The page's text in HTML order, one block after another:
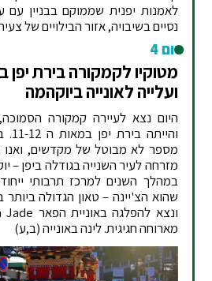
לאמנות יפנית שממוקם בבניין עם
נסיים בשיבויה, אזור הבילויים של
יום 4
ועלייה לאונייה ביוקהמה
היום נצא לעיירה קמקורה
מספר לא מבוטל של מקדשים,
מזרחה לעיר השנייה בגודלה ביפן –
במהלך השנים למרכז תרבותי
שהוא הצ'יינה – טאון הגדולה ביותר
מארוחה חגיגית. לינה באונייה (ב,ע)